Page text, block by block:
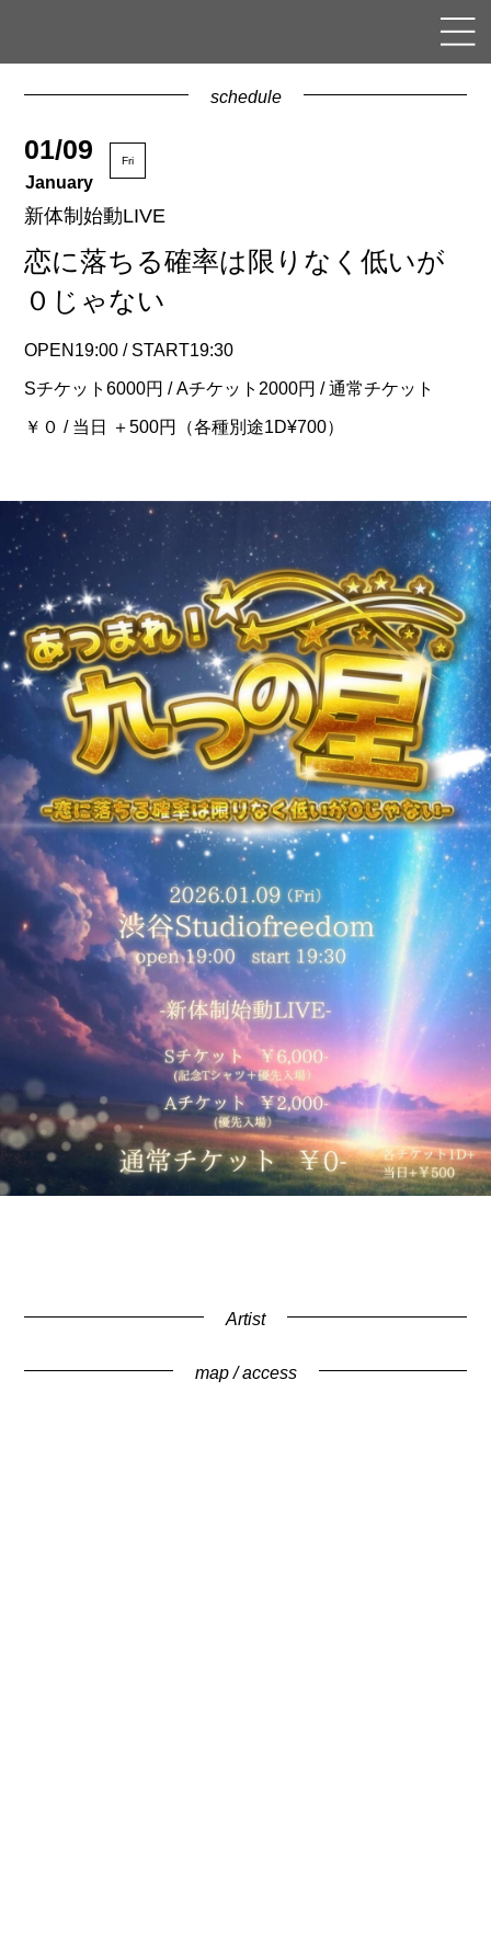
schedule
01/09
January
Fri
新体制始動LIVE
恋に落ちる確率は限りなく低いが
０じゃない
OPEN19:00 / START19:30
Sチケット6000円 / Aチケット2000円 / 通常チケット
￥０ / 当日 ＋500円（各種別途1D¥700）
Artist
map / access